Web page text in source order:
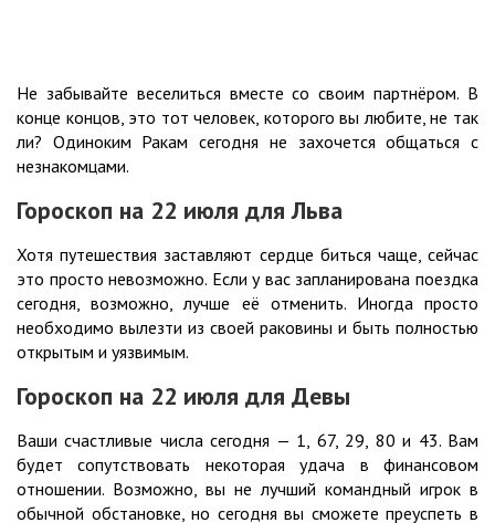
Не забывайте веселиться вместе со своим партнёром. В
конце концов, это тот человек, которого вы любите, не так
ли? Одиноким Ракам сегодня не захочется общаться с
незнакомцами.
Гороскоп на 22 июля для Льва
Хотя путешествия заставляют сердце биться чаще, сейчас
это просто невозможно. Если у вас запланирована поездка
сегодня, возможно, лучше её отменить. Иногда просто
необходимо вылезти из своей раковины и быть полностью
открытым и уязвимым.
Гороскоп на 22 июля для Девы
Ваши счастливые числа сегодня — 1, 67, 29, 80 и 43. Вам
будет сопутствовать некоторая удача в финансовом
отношении. Возможно, вы не лучший командный игрок в
обычной обстановке, но сегодня вы сможете преуспеть в